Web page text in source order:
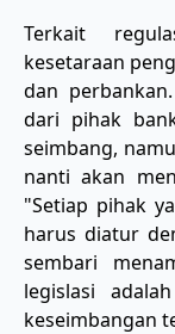
​Terkait
kesetaraan
dan
dari pihak
seimbang,
nanti akan
"Setiap pihak
harus diatur
sembari
legislasi
keseimbangan